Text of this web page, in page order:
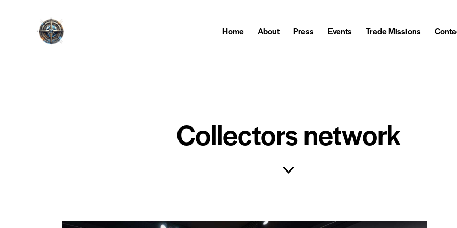
Home About Press Events Trade Missions
Collectors network